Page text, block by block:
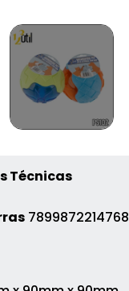
Técnicas
7899872214768